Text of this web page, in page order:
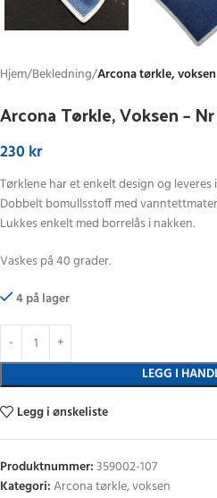
Hjem Bekledning Arcona tørkle, voksen
Arcona Tørkle, Voksen –
230kr
Tørklene har et enkelt design og leveres
Dobbelt bomullsstoff med
Lukkes enkelt med borrelås i nakken.
Vaskes på 40 grader.
4 på lager
LEGG I
Legg i ønskeliste
Produktnummer:359002-107
Kategori:Arcona tørkle, voksen